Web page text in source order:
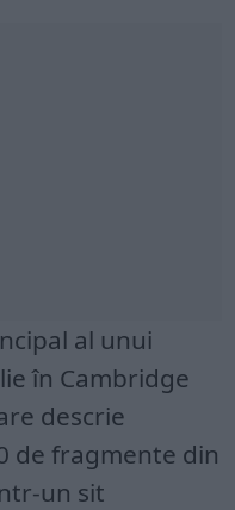
al unui
în Cambridge
descrie
de fragmente din
un sit